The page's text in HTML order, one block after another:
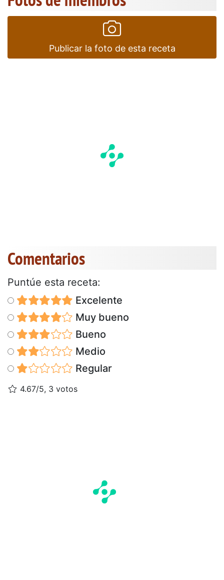
Publicar la foto de esta receta
Comentarios
Puntúe esta receta:
Excelente
Muy bueno
Bueno
Medio
Regular
4.67/5, 3 votos